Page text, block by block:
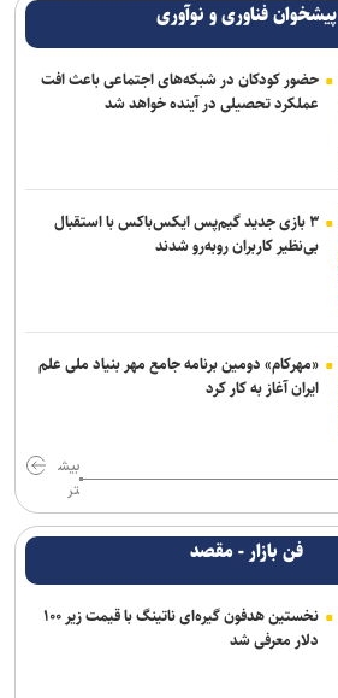
پیشخوان فناوری و نوآوری
حضور کودکان در شبکه‌های اجتماعی باعث افت
عملکرد تحصیلی در آینده خواهد شد
۳ بازی جدید گیم‌پس ایکس‌باکس با استقبال
بی‌نظیر کاربران روبه‌رو شدند
«مهرکام» دومین برنامه جامع مهر بنیاد ملی علم
ایران آغاز به کار کرد
بیش
تر
فن بازار - مقصد
نخستین هدفون گیره‌ای ناتینگ با قیمت زیر ۱۰۰
دلار معرفی شد